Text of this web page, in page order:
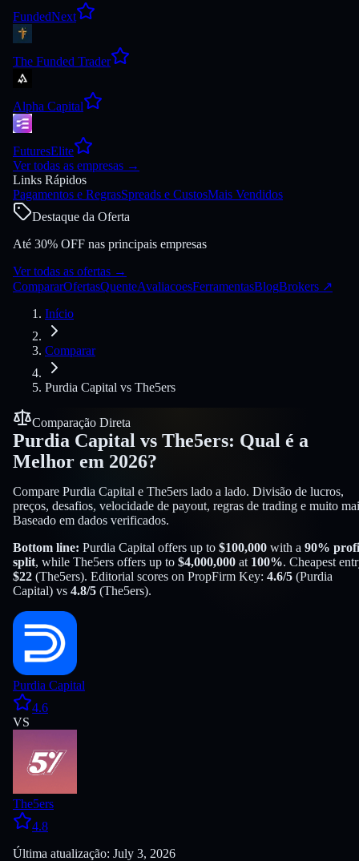
FundedNext
The Funded Trader
Alpha Capital
FuturesElite
Ver todas as empresas →
Links Rápidos
Pagamentos e RegrasSpreads e CustosMais Vendidos
Destaque da Oferta
Até 30% OFF nas principais empresas
Ver todas as ofertas →
CompararOfertasQuenteAvaliacoesFerramentasBlogBrokers ↗
Início
Comparar
Purdia Capital vs The5ers
Comparação Direta
Purdia Capital vs The5ers: Qual é a
Melhor em 2026?
Compare Purdia Capital e The5ers lado a lado. Divisão de lucros,
preços, desafios, velocidade de payout, regras de trading e muito
Baseado em dados verificados.
Bottom line: Purdia Capital offers up to $100,000 with a 90%
split, while The5ers offers up to $4,000,000 at 100%. Cheapest
$22 (The5ers). Editorial scores on PropFirm Key: 4.6/5 (Purdia
Capital) vs 4.8/5 (The5ers).
Purdia Capital
4.6
VS
The5ers
4.8
Última atualização: July 3, 2026